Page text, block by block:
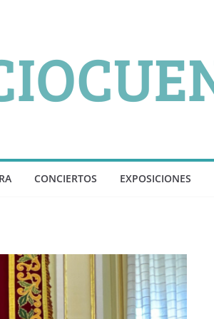
CONCIERTOS EXPOSICIONES